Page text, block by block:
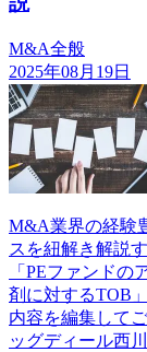
M&A全般
2025年08月19日
M&A業界の経験
スを紐解き解説
「PEファンド
剤に対するTOB
内容を編集して
ッグディール西